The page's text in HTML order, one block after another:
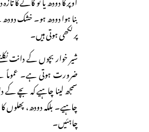
بنا ہوا دودھ ہو۔ خشک
پر لکھی ہوتی ہیں۔
شیر خوار بچوں کے دانت
ضرورت ہوتی ہے۔ عموماً
سمجھ لینا چاہیے کہ بچے
چاہیے۔ بلکہ دودھ، پھلوں
چاہئیں۔